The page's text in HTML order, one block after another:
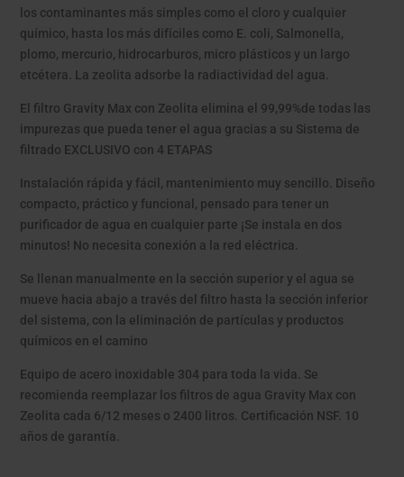
los contaminantes más simples como el cloro y cualquier
químico, hasta los más difíciles como E. coli, Salmonella,
plomo, mercurio, hidrocarburos, micro plásticos y un largo
etcétera. La zeolita adsorbe la radiactividad del agua.
El filtro Gravity Max con Zeolita elimina el 99,99%de todas las
impurezas que pueda tener el agua gracias a su Sistema de
filtrado EXCLUSIVO con 4 ETAPAS
Instalación rápida y fácil, mantenimiento muy sencillo. Diseño
compacto, práctico y funcional, pensado para tener un
purificador de agua en cualquier parte ¡Se instala en dos
minutos! No necesita conexión a la red eléctrica.
Se llenan manualmente en la sección superior y el agua se
mueve hacia abajo a través del filtro hasta la sección inferior
del sistema, con la eliminación de partículas y productos
químicos en el camino
Equipo de acero inoxidable 304 para toda la vida. Se
recomienda reemplazar los filtros de agua Gravity Max con
Zeolita cada 6/12 meses o 2400 litros. Certificación NSF. 10
años de garantía.